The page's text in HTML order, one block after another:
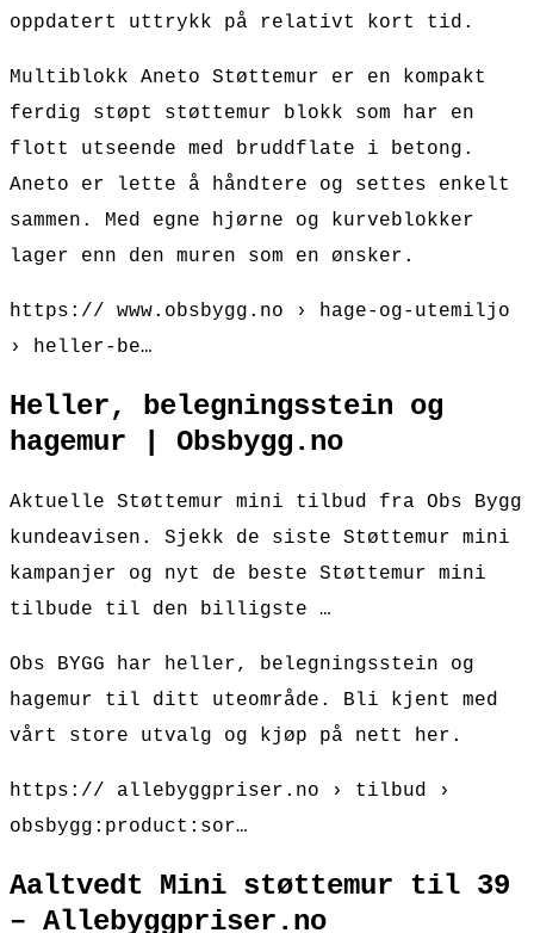
oppdatert uttrykk på relativt kort tid.
Multiblokk Aneto Støttemur er en kompakt
ferdig støpt støttemur blokk som har en
flott utseende med bruddflate i betong.
Aneto er lette å håndtere og settes enkelt
sammen. Med egne hjørne og kurveblokker
lager enn den muren som en ønsker.
https:// www.obsbygg.no › hage-og-utemiljo
› heller-be…
Heller, belegningsstein og
hagemur | Obsbygg.no
Aktuelle Støttemur mini tilbud fra Obs Bygg
kundeavisen. Sjekk de siste Støttemur mini
kampanjer og nyt de beste Støttemur mini
tilbude til den billigste …
Obs BYGG har heller, belegningsstein og
hagemur til ditt uteområde. Bli kjent med
vårt store utvalg og kjøp på nett her.
https:// allebyggpriser.no › tilbud ›
obsbygg:product:sor…
Aaltvedt Mini støttemur til 39
– Allebyggpriser.no